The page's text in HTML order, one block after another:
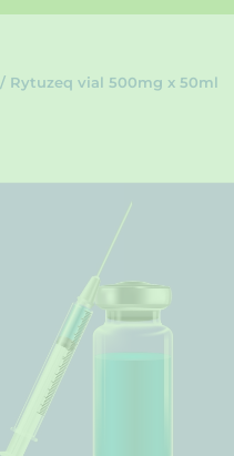
/ Rytuzeq vial 500mg x 50ml